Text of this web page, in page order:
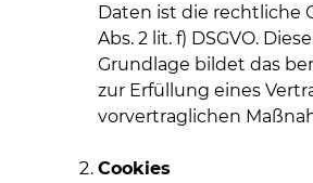
Daten ist die rechtliche
Abs. 2 lit. f) DSGVO.
Grundlage bildet das
zur Erfüllung eines
vorvertraglichen
Cookies